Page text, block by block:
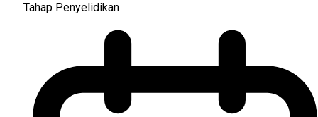
Tahap Penyelidikan